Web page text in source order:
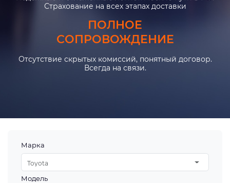
Страхование на всех этапах доставки
ПОЛНОЕ
СОПРОВОЖДЕНИЕ
Отсутствие скрытых комиссий, понятный договор.
Всегда на связи.
Марка
Toyota
Модель